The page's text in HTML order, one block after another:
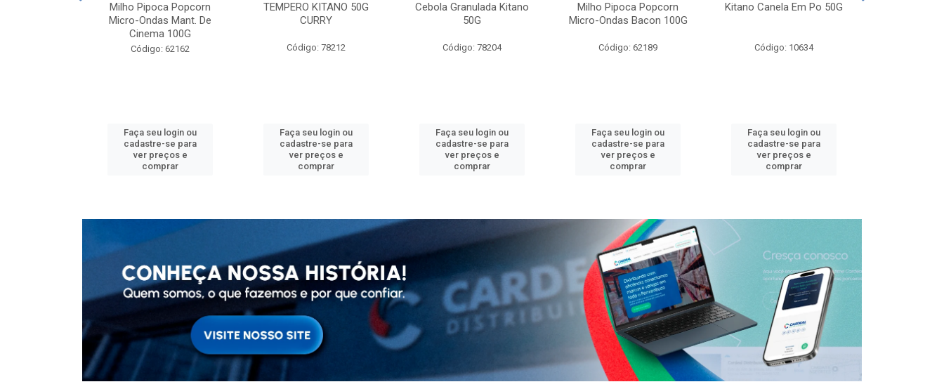
Milho Pipoca Popcorn
Micro-Ondas Mant. De
Cinema 100G
Código: 62162
Faça seu login ou
cadastre-se para
ver preços e
comprar
TEMPERO KITANO 50G
CURRY
Código: 78212
Faça seu login ou
cadastre-se para
ver preços e
comprar
Cebola Granulada Kitano
50G
Código: 78204
Faça seu login ou
cadastre-se para
ver preços e
comprar
Milho Pipoca Popcorn
Micro-Ondas Bacon 100G
Código: 62189
Faça seu login ou
cadastre-se para
ver preços e
comprar
Kitano Canela Em Po 50G
Código: 10634
Faça seu login ou
cadastre-se para
ver preços e
comprar